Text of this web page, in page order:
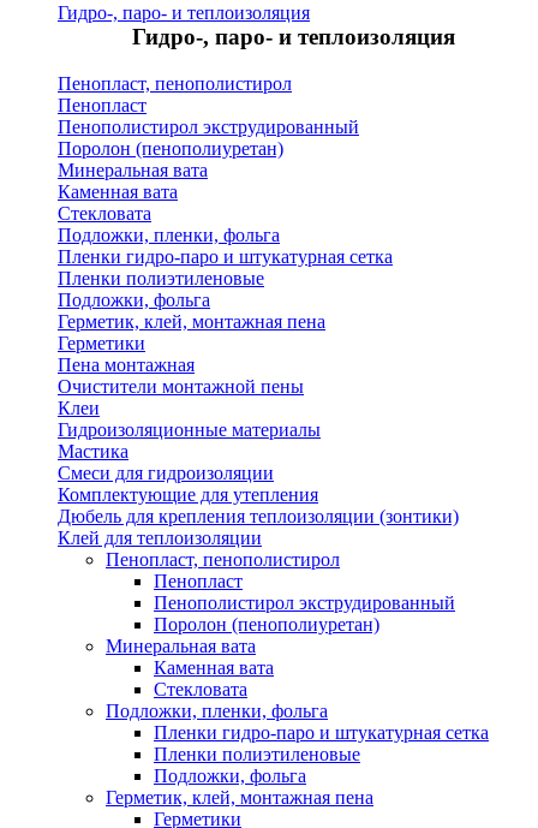
Гидро-, паро- и теплоизоляция
Гидро-, паро- и теплоизоляция
Пенопласт, пенополистирол
Пенопласт
Пенополистирол экструдированный
Поролон (пенополиуретан)
Минеральная вата
Каменная вата
Стекловата
Подложки, пленки, фольга
Пленки гидро-паро и штукатурная сетка
Пленки полиэтиленовые
Подложки, фольга
Герметик, клей, монтажная пена
Герметики
Пена монтажная
Очистители монтажной пены
Клеи
Гидроизоляционные материалы
Мастика
Смеси для гидроизоляции
Комплектующие для утепления
Дюбель для крепления теплоизоляции (зонтики)
Клей для теплоизоляции
Пенопласт, пенополистирол
Пенопласт
Пенополистирол экструдированный
Поролон (пенополиуретан)
Минеральная вата
Каменная вата
Стекловата
Подложки, пленки, фольга
Пленки гидро-паро и штукатурная сетка
Пленки полиэтиленовые
Подложки, фольга
Герметик, клей, монтажная пена
Герметики